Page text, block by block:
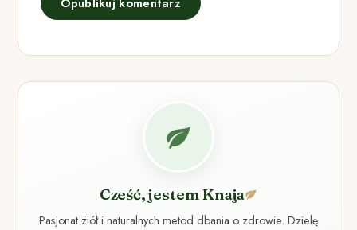
Cześć, jestem Knaja
Pasjonat ziół i naturalnych metod dbania o zdrowie. Dzielę